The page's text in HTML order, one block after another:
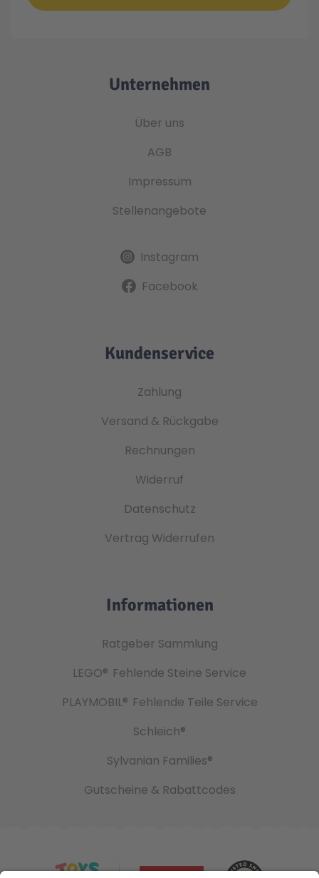
Unternehmen
Über uns
AGB
Impressum
Stellenangebote
Instagram
Facebook
Kundenservice
Zahlung
Versand & Rückgabe
Rechnungen
Widerruf
Datenschutz
Vertrag Widerrufen
Informationen
Ratgeber Sammlung
LEGO® Fehlende Steine Service
PLAYMOBIL® Fehlende Teile Service
Schleich®
Sylvanian Families®
Gutscheine & Rabattcodes